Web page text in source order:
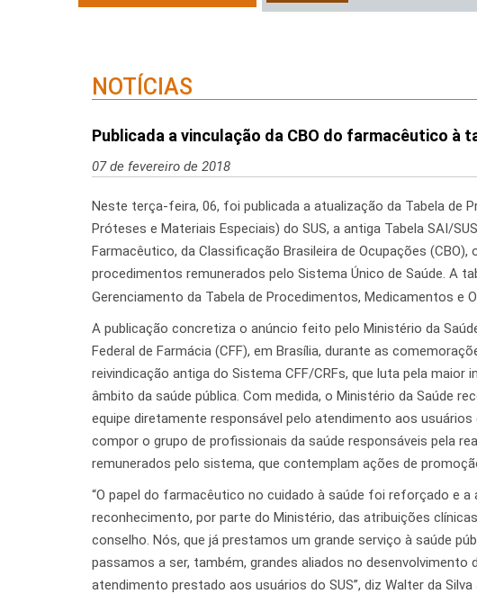
NOTÍCIAS
Publicada a vinculação da CBO do farmacêutico à
07 de fevereiro de 2018
Neste terça-feira, 06, foi publicada a atualização da Tabela de
Próteses e Materiais Especiais) do SUS, a antiga Tabela SAI/
Farmacêutico, da Classificação Brasileira de Ocupações
procedimentos remunerados pelo Sistema Único de Saúde. A
Gerenciamento da Tabela de Procedimentos, Medicamentos e
A publicação concretiza o anúncio feito pelo Ministério da
Federal de Farmácia (CFF), em Brasília, durante as
reivindicação antiga do Sistema CFF/CRFs, que luta pela
âmbito da saúde pública. Com medida, o Ministério da Saúde
equipe diretamente responsável pelo atendimento aos
compor o grupo de profissionais da saúde responsáveis pela
remunerados pelo sistema, que contemplam ações de
“O papel do farmacêutico no cuidado à saúde foi reforçado e
reconhecimento, por parte do Ministério, das atribuições
conselho. Nós, que já prestamos um grande serviço à saúde
passamos a ser, também, grandes aliados no desenvolvimento
atendimento prestado aos usuários do SUS”, diz Walter da